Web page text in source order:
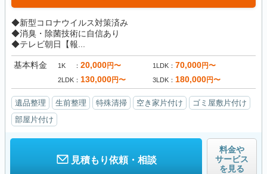
◆新型コロナウイルス対策済み
◆消臭・除菌技術に自信あり
◆テレビ朝日【報...
基本料金 1K 20,000円〜 1LDK 70,000円〜
2LDK 130,000円〜 3LDK 180,000円〜
遺品整理 生前整理 特殊清掃 空き家片付け
ゴミ屋敷片付け
部屋片付け
見積もり依頼・相談
料金や
サービス
を見る